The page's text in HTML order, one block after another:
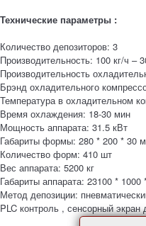
Технические параметры :
Количество депозиторов: 3
Производительность: 100 кг/ч –
Производительность
Брэнд охладительного
Температура в охладительном
Время охлаждения: 18-30 мин
Мощность аппарата: 31.5 кВт
Габариты формы: 280 * 200 * 30
Количество форм: 410 шт
Вес аппарата: 5200 кг
Габариты аппарата: 23100 *
Метод депозиции:
PLC контроль , сенсорный экран